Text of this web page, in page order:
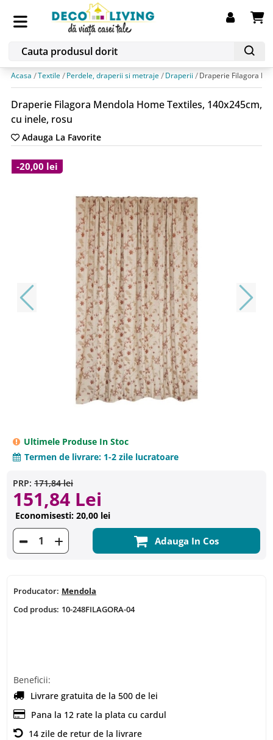
Acasa Textile Perdele, draperii si metraje Draperii Draperie Filagora
Draperie Filagora Mendola Home Textiles, 140x245cm,
cu inele, rosu
Adauga La Favorite
-20,00 lei
Producator: Mendola
Cod produs: 10-248FILAGORA-04
Beneficii:
Livrare gratuita de la 500 de lei
Pana la 12 rate la plata cu cardul
14 zile de retur de la livrare
Ultimele Produse In Stoc
Termen de livrare: 1-2 zile lucratoare
PRP: 171,84 lei
151,84 Lei
Economisesti: 20,00 lei
Adauga In Cos